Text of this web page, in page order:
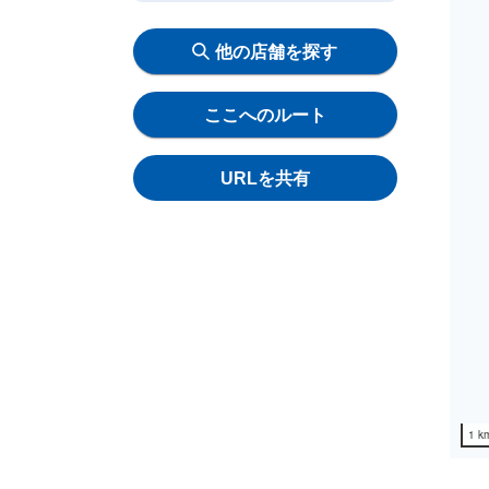
他の店舗を探す
ここへのルート
URLを共有
1